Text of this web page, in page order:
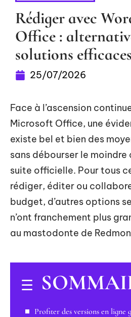
Rédiger avec
Office :
solutions efficaces
25/07/2026
Face à l’ascension
Microsoft Office, une
existe bel et bien des
sans débourser le
suite officielle. Pour tous
rédiger, éditer ou
budget, d’autres options
n’ont franchement plus
au mastodonte de
Profiter des versions en ligne